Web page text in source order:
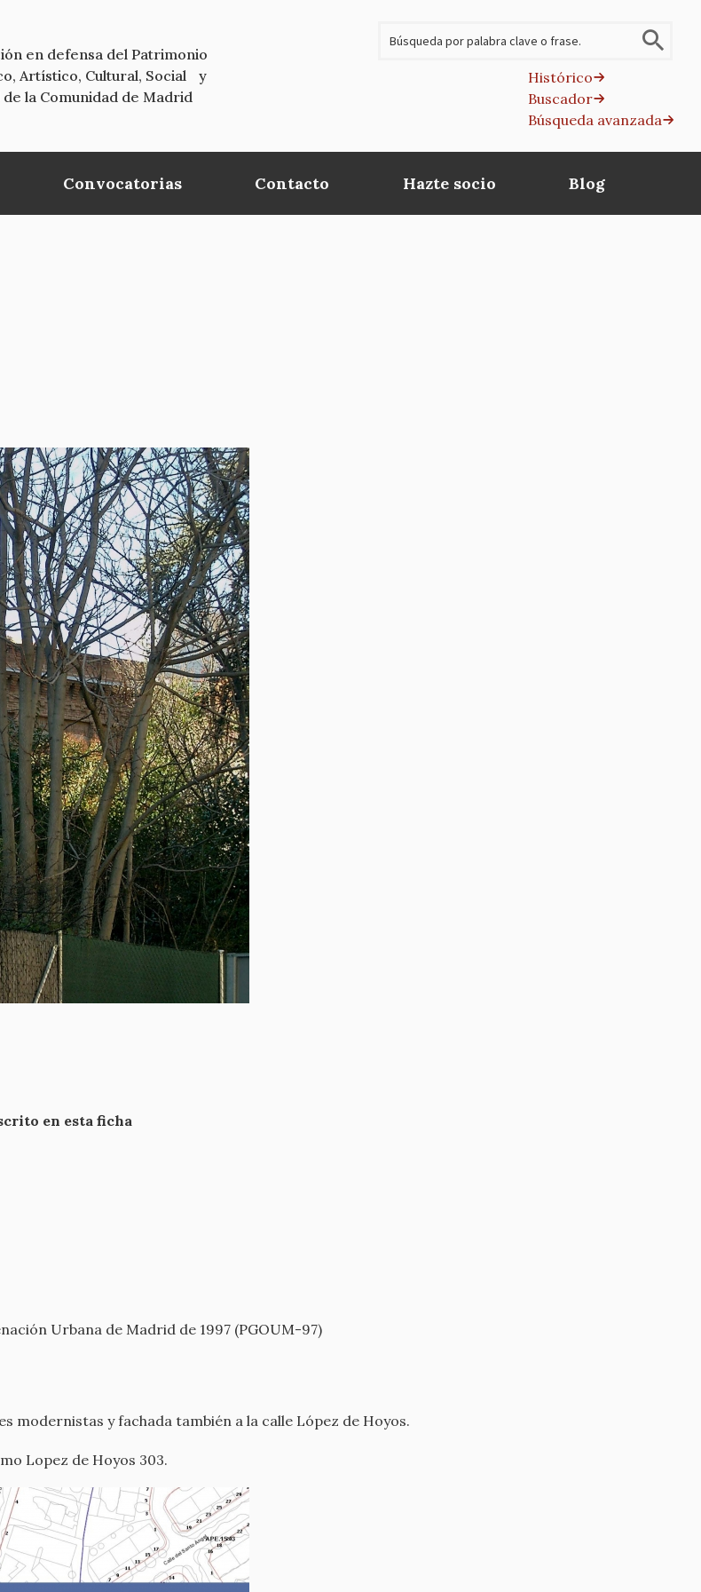
en defensa del Patrimonio
Artístico, Cultural, Social y
la Comunidad de Madrid
Histórico
Buscador
Búsqueda avanzada
Convocatorias Contacto Hazte socio Blog
en esta ficha
Urbana de Madrid de 1997 (PGOUM-97)
modernistas y fachada también a la calle López de Hoyos.
Lopez de Hoyos 303.